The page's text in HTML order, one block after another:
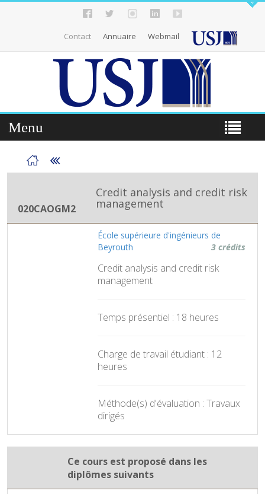
Contact Annuaire Webmail
Menu
020CAOGM2
Credit analysis and credit risk
management
École supérieure d'ingénieurs de
Beyrouth
3 crédits
Credit analysis and credit risk
management
Temps présentiel : 18 heures
Charge de travail étudiant : 12
heures
Méthode(s) d'évaluation : Travaux
dirigés
Ce cours est proposé dans les
diplômes suivants